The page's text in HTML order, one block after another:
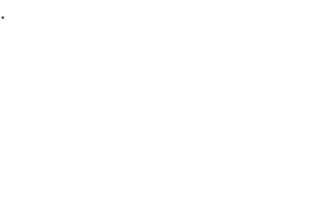
.